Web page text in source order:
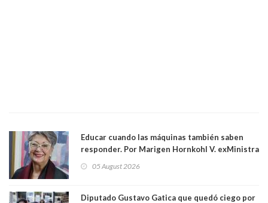
Educar cuando las máquinas también saben
responder. Por Marigen Hornkohl V. exMinistra
05 August 2026
Diputado Gustavo Gatica que quedó ciego por